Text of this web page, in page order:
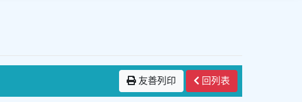
友善列印 回列表